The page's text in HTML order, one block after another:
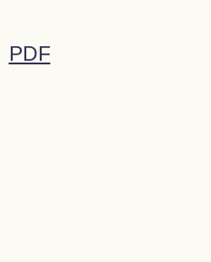
PDF